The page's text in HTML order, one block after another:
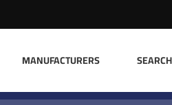
MANUFACTURERS SEARCH